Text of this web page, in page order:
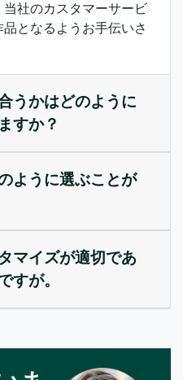
社のカスタマーサービ
となるようお手伝いさ
うかはどのように
すか？
ように選ぶことが
マイズが適切であ
すが。